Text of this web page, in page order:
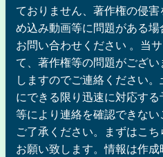
ておりません、著作権の侵
め込み動画等に問題がある
お問い合わせください 。当
て、著作権等の問題がござ
しますのでご連絡ください
にできる限り迅速に対応す
等により連絡を確認できない
ご了承ください。まずはこ
お願い致します。情報は作